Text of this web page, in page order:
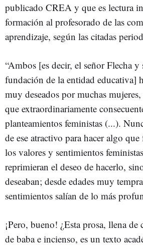
publicado CREA y que es lectura
formación al profesorado de las
aprendizaje, según las citadas
“Ambos [es decir, el señor Flecha
fundación de la entidad educativa]
muy deseados por muchas
que extraordinariamente
planteamientos feministas (...).
de ese atractivo para hacer algo
los valores y sentimientos
reprimieran el deseo de hacerlo,
deseaban; desde edades muy
sentimientos salían de lo más
¡Pero, bueno! ¿Esta prosa, llena
de baba e incienso, es un texto